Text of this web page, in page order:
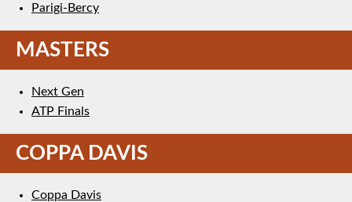
Parigi-Bercy
MASTERS
Next Gen
ATP Finals
COPPA DAVIS
Coppa Davis